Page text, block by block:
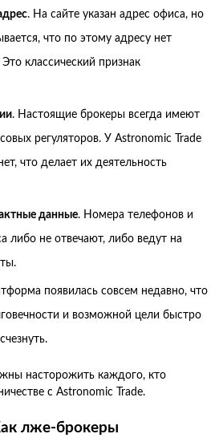
. На сайте указан адрес офиса, но
что по этому адресу нет
классический признак
. Настоящие брокеры всегда имеют
регуляторов. У Astronomic Trade
что делает их деятельность
данные. Номера телефонов и
либо не отвечают, либо ведут на
появилась совсем недавно, что
и возможной цели быстро
насторожить каждого, кто
с Astronomic Trade.
лже-брокеры